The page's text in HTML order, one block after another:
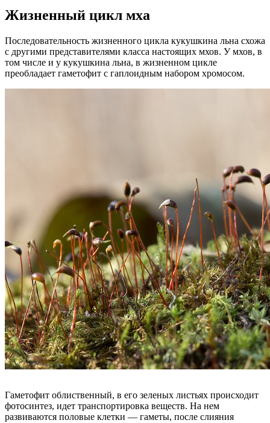
Жизненный цикл мха
Последовательность жизненного цикла кукушкина льна схожа
с другими представителями класса настоящих мхов. У мхов, в
том числе и у кукушкина льна, в жизненном цикле
преобладает гаметофит с гаплоидным набором хромосом.
Гаметофит облиственный, в его зеленых листьях происходит
фотосинтез, идет транспортировка веществ. На нем
развиваются половые клетки — гаметы, после слияния